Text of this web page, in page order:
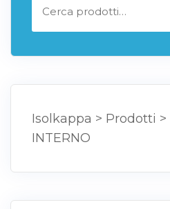
Isolkappa > Prodotti >
INTERNO